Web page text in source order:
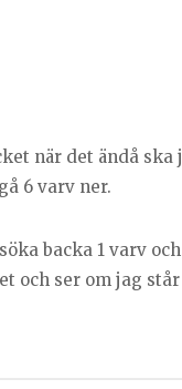
när det ändå
6 varv ner.
backa 1 varv
och ser om jag står